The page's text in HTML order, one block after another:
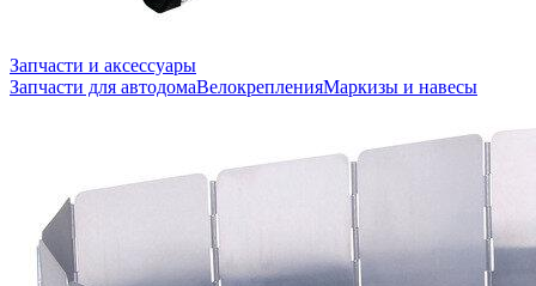
Запчасти и аксессуары
Запчасти для автодомаВелокрепленияМаркизы и навесы